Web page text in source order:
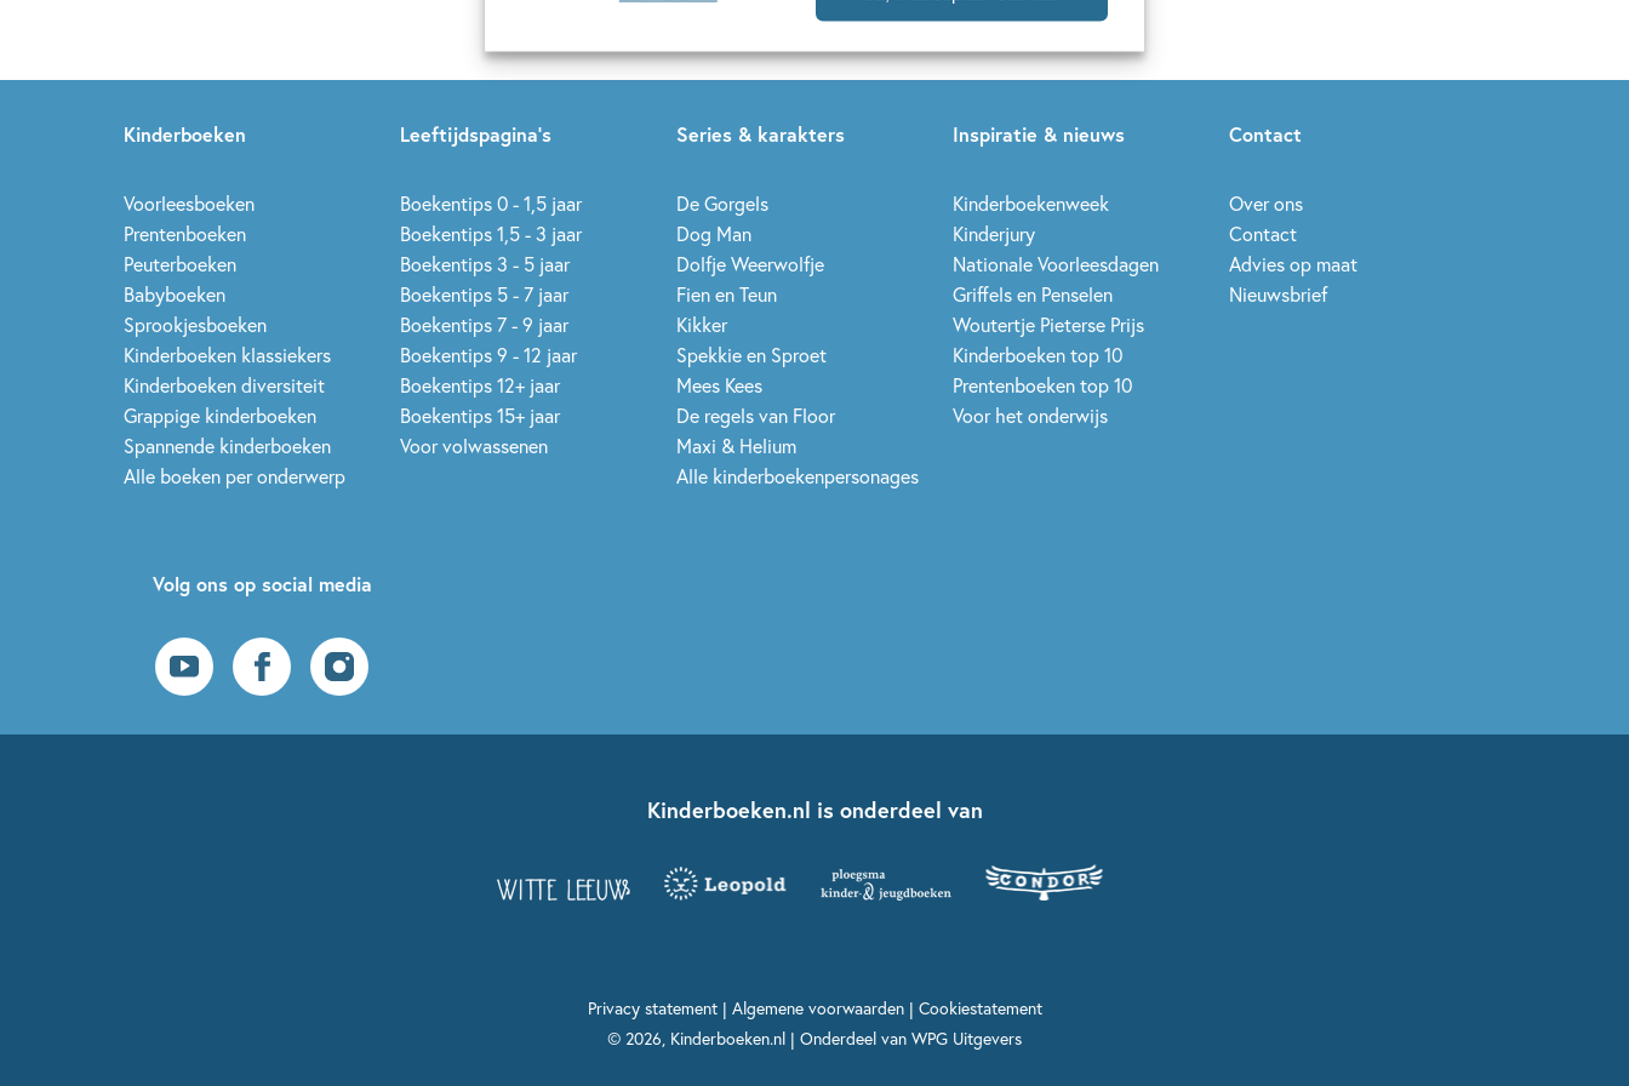
Kinderboeken
Voorleesboeken
Prentenboeken
Peuterboeken
Babyboeken
Sprookjesboeken
Kinderboeken klassiekers
Kinderboeken diversiteit
Grappige kinderboeken
Spannende kinderboeken
Alle boeken per onderwerp
Leeftijdspagina’s
Boekentips 0 - 1,5 jaar
Boekentips 1,5 - 3 jaar
Boekentips 3 - 5 jaar
Boekentips 5 - 7 jaar
Boekentips 7 - 9 jaar
Boekentips 9 - 12 jaar
Boekentips 12+ jaar
Boekentips 15+ jaar
Voor volwassenen
Series & karakters
De Gorgels
Dog Man
Dolfje Weerwolfje
Fien en Teun
Kikker
Spekkie en Sproet
Mees Kees
De regels van Floor
Maxi & Helium
Alle kinderboekenpersonages
Inspiratie & nieuws
Kinderboekenweek
Kinderjury
Nationale Voorleesdagen
Griffels en Penselen
Woutertje Pieterse Prijs
Kinderboeken top 10
Prentenboeken top 10
Voor het onderwijs
Contact
Over ons
Contact
Advies op maat
Nieuwsbrief
Volg ons op social media
Kinderboeken.nl is onderdeel van
Privacy statement| Algemene voorwaarden| Cookiestatement
© 2026, Kinderboeken.nl | Onderdeel van WPG Uitgevers